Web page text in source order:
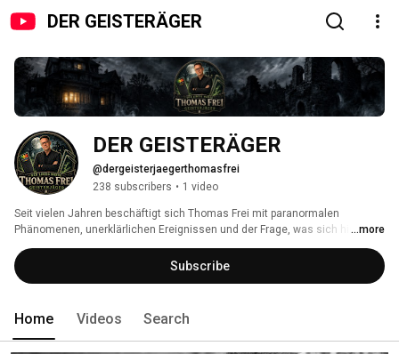
DER GEISTERÄGER
DER GEISTERÄGER
@dergeisterjaegerthomasfrei
238 subscribers • 1 video
Seit vielen Jahren beschäftigt sich Thomas Frei mit paranormalen
Phänomenen, unerklärlichen Ereignissen und der Frage, was sich hinter
vermeintlichen Spukerscheinungen verbirgt.
...more
Subscribe
Home Videos Search